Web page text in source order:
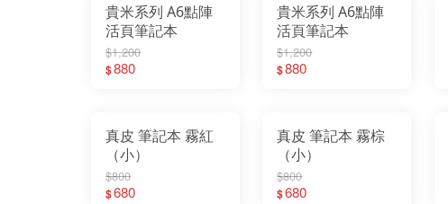
貴米系列 A6點陣
活頁筆記本
$1,200
$880
貴米系列 A6點陣
活頁筆記本
$1,200
$880
真皮 筆記本 霧紅
（小）
$800
$680
真皮 筆記本 霧棕
（小）
$800
$680